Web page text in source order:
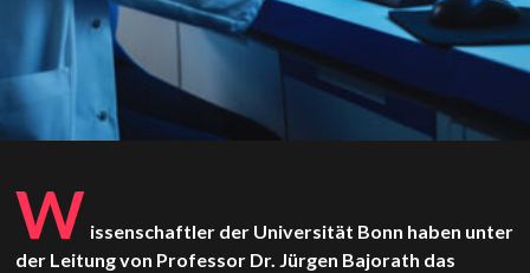
W issenschaftler der Universität Bonn haben unter
der Leitung von Professor Dr. Jürgen Bajorath das